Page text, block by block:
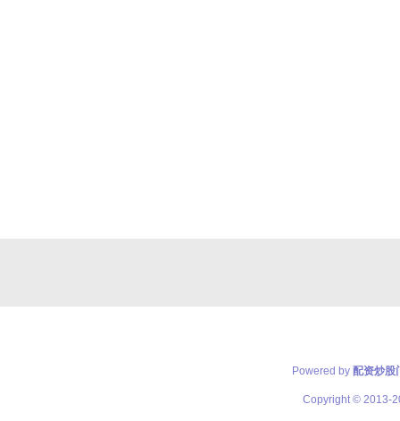
Powered by 配资炒股
Copyright© 2013-